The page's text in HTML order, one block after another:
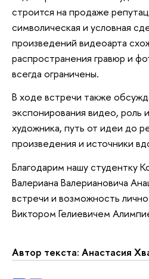
строится на продаже
символическая и условная
произведений видеоарта
распространения гравюр и
всегда ограничены.
В ходе встречи также
экспонирования видео, роль
художника, путь от идеи до
произведения и источники
Благодарим нашу студентку
Валериана Валериановича
встречи и возможность
Виктором Гелиевичем
Автор текста: Анастасия